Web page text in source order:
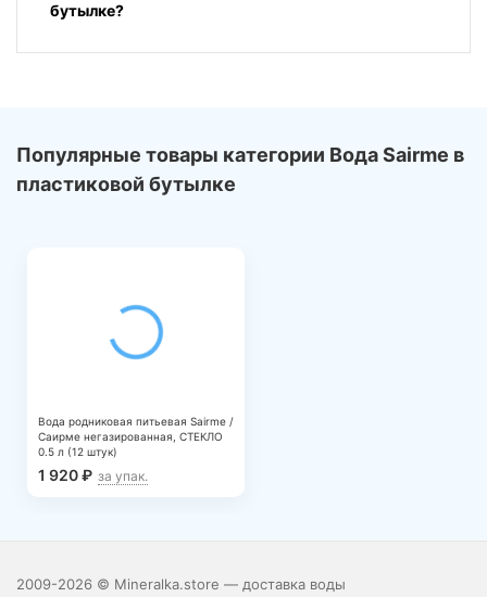
бутылке?
Популярные товары категории Вода Sairme в
пластиковой бутылке
Вода родниковая питьевая Sairme /
Саирме негазированная, СТЕКЛО
0.5 л (12 штук)
1 920₽ за упак.
2009-2026 © Mineralka.store — доставка воды